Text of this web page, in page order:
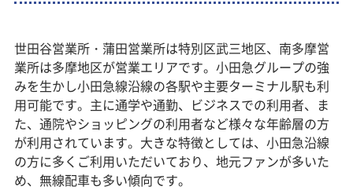
世田谷営業所・蒲田営業所は特別区武三地区、南多摩営
業所は多摩地区が営業エリアです。小田急グループの強
みを生かし小田急線沿線の各駅や主要ターミナル駅も利
用可能です。主に通学や通勤、ビジネスでの利用者、ま
た、通院やショッピングの利用者など様々な年齢層の方
が利用されています。大きな特徴としては、小田急沿線
の方に多くご利用いただいており、地元ファンが多いた
め、無線配車も多い傾向です。